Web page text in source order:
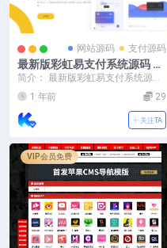
网站源码 支付源码
最新版彩虹易支付系统源码 全
开源 附教程
简介： 最新版彩虹易支付系统源码
全开源 附教程（修复BUG+新增加
订单投诉功能...
1 年前 29
关注TA
VIP会员免费